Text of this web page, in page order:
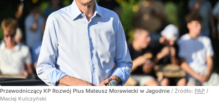
Przewodniczący KP Rozwój Plus Mateusz Morawiecki w Jagodnie / Źródło: PAP /
Maciej Kulczyński